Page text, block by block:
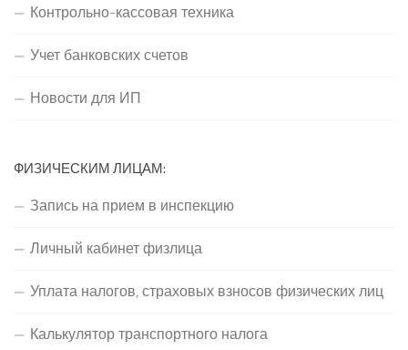
Контрольно-кассовая техника
Учет банковских счетов
Новости для ИП
ФИЗИЧЕСКИМ ЛИЦАМ:
Запись на прием в инспекцию
Личный кабинет физлица
Уплата налогов, страховых взносов физических лиц
Калькулятор транспортного налога